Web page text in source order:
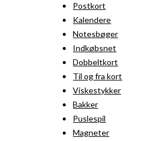
Postkort
Kalendere
Notesbøger
Indkøbsnet
Dobbeltkort
Til og fra kort
Viskestykker
Bakker
Puslespil
Magneter